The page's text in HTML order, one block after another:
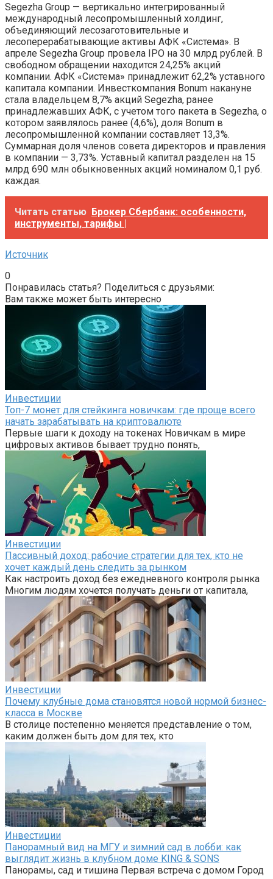
Segezha Group — вертикально интегрированный
международный лесопромышленный холдинг,
объединяющий лесозаготовительные и
лесоперерабатывающие активы АФК «Система». В
апреле Segezha Group провела IPO на 30 млрд рублей. В
свободном обращении находится 24,25% акций
компании. АФК «Система» принадлежит 62,2% уставного
капитала компании. Инвесткомпания Bonum накануне
стала владельцем 8,7% акций Segezha, ранее
принадлежавших АФК, с учетом того пакета в Segezha, о
котором заявлялось ранее (4,6%), доля Bonum в
лесопромышленной компании составляет 13,3%.
Суммарная доля членов совета директоров и правления
в компании — 3,73%. Уставный капитал разделен на 15
млрд 690 млн обыкновенных акций номиналом 0,1 руб.
каждая.
Читать статью Брокер Сбербанк: особенности,
инструменты, тарифы |
Источник
0
Понравилась статья? Поделиться с друзьями:
Вам также может быть интересно
Инвестиции
Топ-7 монет для стейкинга новичкам: где проще всего
начать зарабатывать на криптовалюте
Первые шаги к доходу на токенах Новичкам в мире
цифровых активов бывает трудно понять,
Инвестиции
Пассивный доход: рабочие стратегии для тех, кто не
хочет каждый день следить за рынком
Как настроить доход без ежедневного контроля рынка
Многим людям хочется получать деньги от капитала,
Инвестиции
Почему клубные дома становятся новой нормой бизнес-
класса в Москве
В столице постепенно меняется представление о том,
каким должен быть дом для тех, кто
Инвестиции
Панорамный вид на МГУ и зимний сад в лобби: как
выглядит жизнь в клубном доме KING & SONS
Панорамы, сад и тишина Первая встреча с домом Город